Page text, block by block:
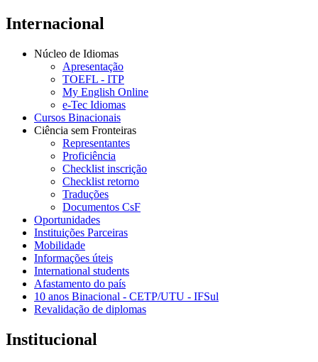
Internacional
Núcleo de Idiomas
Apresentação
TOEFL - ITP
My English Online
e-Tec Idiomas
Cursos Binacionais
Ciência sem Fronteiras
Representantes
Proficiência
Checklist inscrição
Checklist retorno
Traduções
Documentos CsF
Oportunidades
Instituições Parceiras
Mobilidade
Informações úteis
International students
Afastamento do país
10 anos Binacional - CETP/UTU - IFSul
Revalidação de diplomas
Institucional